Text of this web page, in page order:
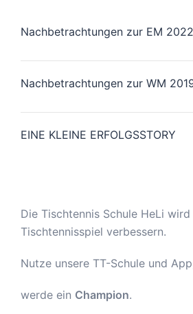
Nachbetrachtungen zur EM
Nachbetrachtungen zur WM
EINE KLEINE ERFOLGSSTORY
Die Tischtennis Schule HeLi wird
Tischtennisspiel verbessern.
Nutze unsere TT-Schule und
werde ein Champion.